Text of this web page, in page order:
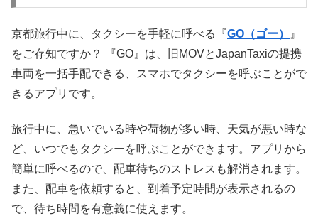
京都旅行中に、タクシーを手軽に呼べる『GO（ゴー）
』
をご存知ですか？ 『GO』は、旧MOVとJapanTaxiの提携
車両を一括手配できる、スマホでタクシーを呼ぶことがで
きるアプリです。
旅行中に、急いでいる時や荷物が多い時、天気が悪い時な
ど、いつでもタクシーを呼ぶことができます。アプリから
簡単に呼べるので、配車待ちのストレスも解消されます。
また、配車を依頼すると、到着予定時間が表示されるの
で、待ち時間を有意義に使えます。